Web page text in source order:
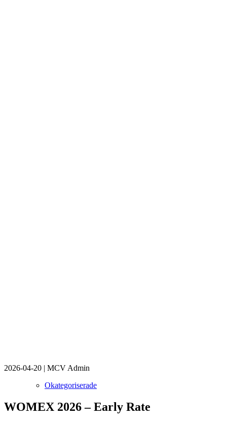
2026-04-20 | MCV Admin
Okategoriserade
WOMEX 2026 – Early Rate